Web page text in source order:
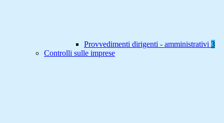
Provvedimenti dirigenti - amministrativi 3
Controlli sulle imprese